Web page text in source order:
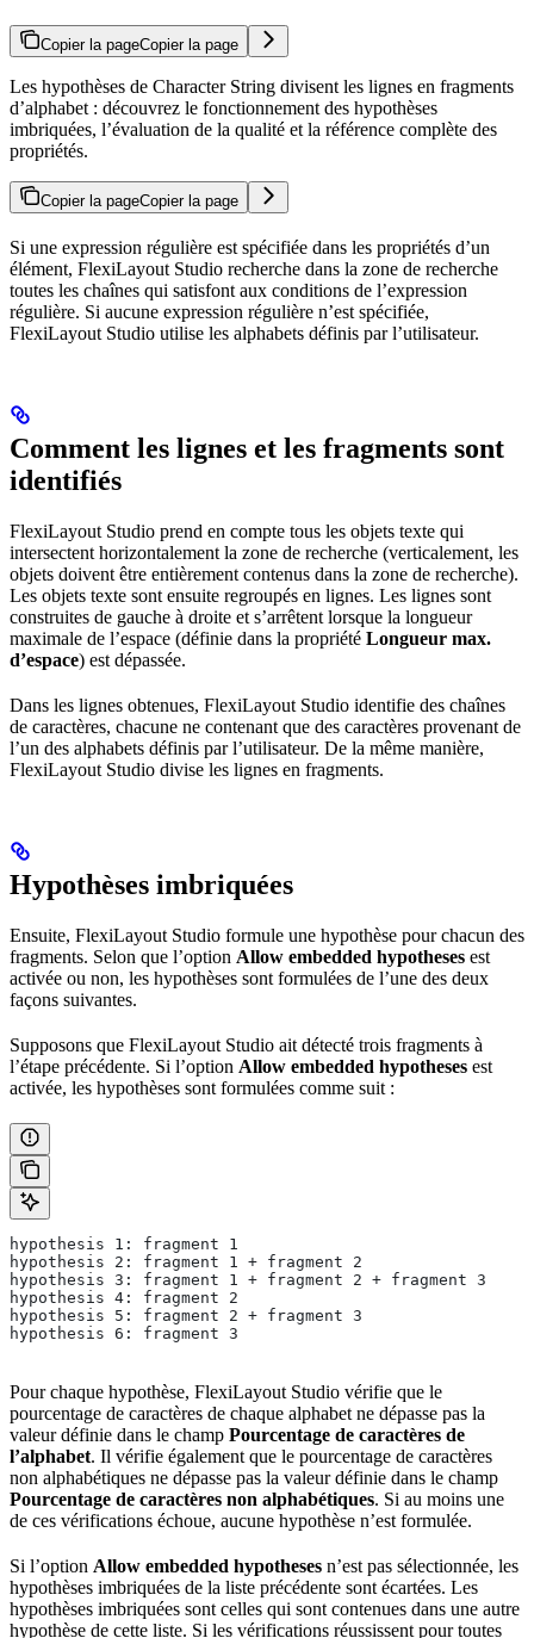
Copier la pageCopier la page
Les hypothèses de Character String divisent les lignes en fragments
d’alphabet : découvrez le fonctionnement des hypothèses
imbriquées, l’évaluation de la qualité et la référence complète des
propriétés.
Copier la pageCopier la page
Si une expression régulière est spécifiée dans les propriétés d’un
élément, FlexiLayout Studio recherche dans la zone de recherche
toutes les chaînes qui satisfont aux conditions de l’expression
régulière. Si aucune expression régulière n’est spécifiée,
FlexiLayout Studio utilise les alphabets définis par l’utilisateur.
Comment les lignes et les fragments sont
identifiés
FlexiLayout Studio prend en compte tous les objets texte qui
intersectent horizontalement la zone de recherche (verticalement, les
objets doivent être entièrement contenus dans la zone de recherche).
Les objets texte sont ensuite regroupés en lignes. Les lignes sont
construites de gauche à droite et s’arrêtent lorsque la longueur
maximale de l’espace (définie dans la propriété Longueur max.
d’espace) est dépassée.
Dans les lignes obtenues, FlexiLayout Studio identifie des chaînes
de caractères, chacune ne contenant que des caractères provenant de
l’un des alphabets définis par l’utilisateur. De la même manière,
FlexiLayout Studio divise les lignes en fragments.
Hypothèses imbriquées
Ensuite, FlexiLayout Studio formule une hypothèse pour chacun des
fragments. Selon que l’option Allow embedded hypotheses est
activée ou non, les hypothèses sont formulées de l’une des deux
façons suivantes.
Supposons que FlexiLayout Studio ait détecté trois fragments à
l’étape précédente. Si l’option Allow embedded hypotheses est
activée, les hypothèses sont formulées comme suit :
hypothesis 1: fragment 1
hypothesis 2: fragment 1 + fragment 2
hypothesis 3: fragment 1 + fragment 2 + fragment 3
hypothesis 4: fragment 2
hypothesis 5: fragment 2 + fragment 3
hypothesis 6: fragment 3
Pour chaque hypothèse, FlexiLayout Studio vérifie que le
pourcentage de caractères de chaque alphabet ne dépasse pas la
valeur définie dans le champ Pourcentage de caractères de
l’alphabet. Il vérifie également que le pourcentage de caractères
non alphabétiques ne dépasse pas la valeur définie dans le champ
Pourcentage de caractères non alphabétiques. Si au moins une
de ces vérifications échoue, aucune hypothèse n’est formulée.
Si l’option Allow embedded hypotheses n’est pas sélectionnée, les
hypothèses imbriquées de la liste précédente sont écartées. Les
hypothèses imbriquées sont celles qui sont contenues dans une autre
hypothèse de cette liste. Si les vérifications réussissent pour toutes